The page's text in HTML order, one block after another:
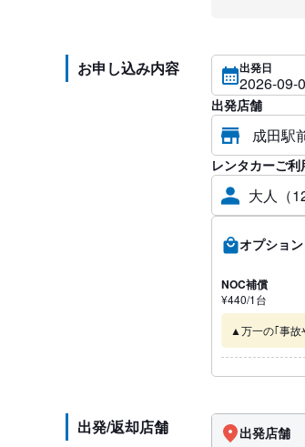
お申し込み内容 出発日
出発店舗
レンタカーご利
大人（
オプション
NOC補償
¥440/1台
▲万一の｢事故
出発/返却店舗 出発店舗